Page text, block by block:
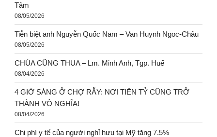
Tâm
08/05/2026
Tiễn biệt anh Nguyễn Quốc Nam – Van Huynh Ngoc-Châu
08/05/2026
CHÚA CŨNG THUA – Lm. Minh Anh, Tgp. Huế
08/04/2026
4 GIỜ SÁNG Ở CHỢ RẪY: NƠI TIỀN TỶ CŨNG TRỞ
THÀNH VÔ NGHĨA!
08/04/2026
Chi phí y tế của người nghỉ hưu tại Mỹ tăng 7.5%